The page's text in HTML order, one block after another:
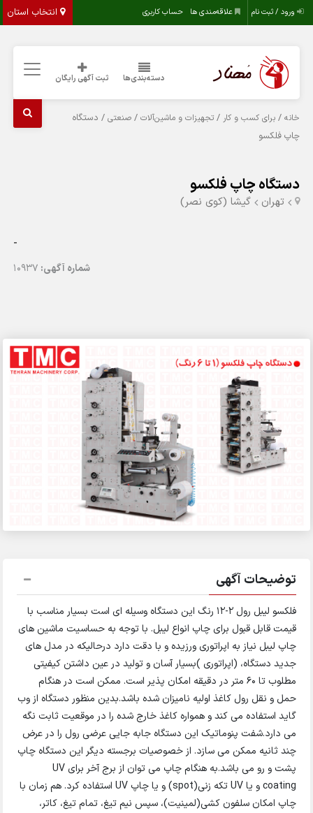
انتخاب استان ورود / ثبت نام علاقه‌مندی ها حساب کاربری
دسته‌بندی‌ها ثبت آگهی رایگان
خانه /برای کسب و کار /تجهیزات و ماشین‌آلات /صنعتی / دستگاه
چاپ فلکسو
دستگاه چاپ فلکسو
تهران گیشا (کوی نصر)
-
شماره آگهی: 10937
توضیحات آگهی
فلکسو لیبل رول ۲-۱۲ رنگ این دستگاه وسیله ای است بسیار مناسب با
قیمت قابل قبول برای چاپ انواع لیبل. با توجه به حساسیت ماشین های
چاپ لیبل نیاز به اپراتوری ورزیده و با دقت دارد درحالیکه در مدل های
جدید دستگاه، (اپراتوری )بسیار آسان و تولید در عین داشتن کیفیتی
مطلوب تا ۶۰ متر در دقیقه امکان پذیر است. ممکن است در هنگام
حمل و نقل رول کاغذ اولیه نامیزان شده باشد.بدین منظور دستگاه از وب
گاید استفاده می کند و همواره کاغذ خارج شده را در موقعیت ثابت نگه
می دارد.شفت پنوماتیک این دستگاه جابه جایی عرضی رول را در عرض
چند ثانیه ممکن می سازد. از خصوصیات برجسته دیگر این دستگاه چاپ
پشت و رو می باشد.به هنگام چاپ می توان از برج آخر برای UV
coating و یا UV تکه زنی(spot) و یا چاپ UV استفاده کرد. هم زمان با
چاپ امکان سلفون کشی(لمینیت)، سپس نیم تیغ، تمام تیغ، کاتر،